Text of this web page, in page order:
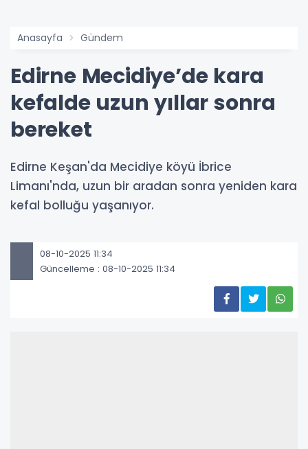
Anasayfa Gündem
Edirne Mecidiye’de kara
kefalde uzun yıllar sonra
bereket
Edirne Keşan'da Mecidiye köyü İbrice
Limanı'nda, uzun bir aradan sonra yeniden kara
kefal bolluğu yaşanıyor.
08-10-2025 11:34
Güncelleme : 08-10-2025 11:34